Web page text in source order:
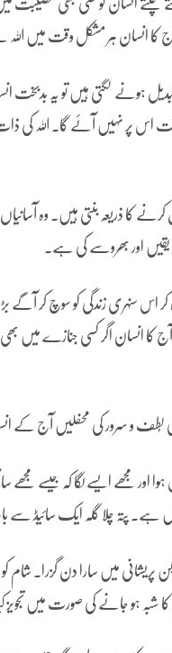
چلتے انسان کو کسی بھی مصیبت
کا انسان ہر مشکل وقت میں اللہ
ہونے لگتی ہیں تو یہ بدبخت
وقت اس پر نہیں آئے گا۔ اللہ
کا ذریعہ بنتی ہیں۔ وہ
اور بھروسے کی ہے۔
اس سنہری زندگی کو سوچ کر آگے
کہ آج کا انسان اگر کسی جنازے میں
وہی لُطف و سرور کی محفلیں آج کے
اور مجھے ایسے لگا کہ جیسے
ہے۔ پتہ چلا گلہ ایک سائیڈ سے
میں سارا دن گزرا۔ شام کو